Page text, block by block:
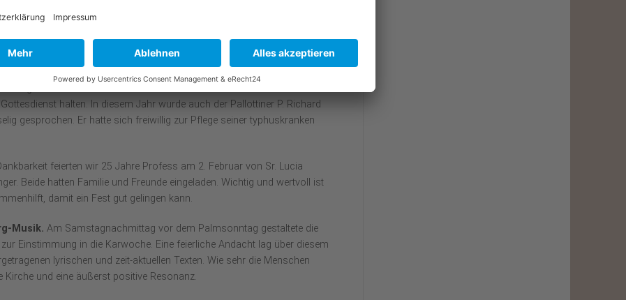
Es ist die Kopie der Muttergottes-Statue aus der ehemaligen
1944 wurde Karl Leisner (1915-1945) im KZ-Dachau zum Priester
Hl. Messe. Aus diesem Anlass wird unser Herr Kardinal Reinhard
halten. In diesem Jahr wurde auch der Pallottiner P. Richard
gesprochen. Er hatte sich freiwillig zur Pflege seiner typhuskranken
feierten wir 25 Jahre Profess am 2. Februar von Sr. Lucia
Beide hatten Familie und Freunde eingeladen. Wichtig und wertvoll ist
damit ein Fest gut gelingen kann.
Musik. Am Samstagnachmittag vor dem Palmsonntag gestaltete die
Einstimmung in die Karwoche. Eine feierliche Andacht lag über diesem
lyrischen und zeit-aktuellen Texten. Wie sehr die Menschen
und eine äußerst positive Resonanz.